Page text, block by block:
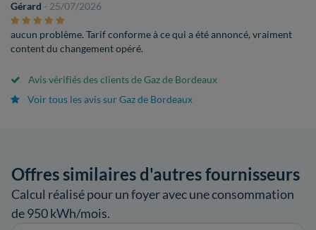
Gérard - 25/07/2026
aucun problème. Tarif conforme à ce qui a été annoncé, vraiment
content du changement opéré.
Avis vérifiés des clients de Gaz de Bordeaux
Voir tous les avis sur Gaz de Bordeaux
Offres similaires d'autres fournisseurs
Calcul réalisé pour un foyer avec une consommation
de 950 kWh/mois.